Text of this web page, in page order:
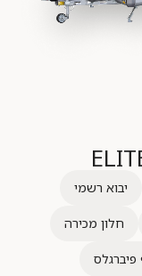
יבוא רשמי
חלון מכירה
פיברגלס